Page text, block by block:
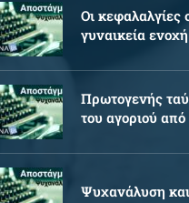
Oι κεφαλαλγίες
γυναικεία ενοχή
Πρωτογενής
του αγοριού
Ψυχανάλυση